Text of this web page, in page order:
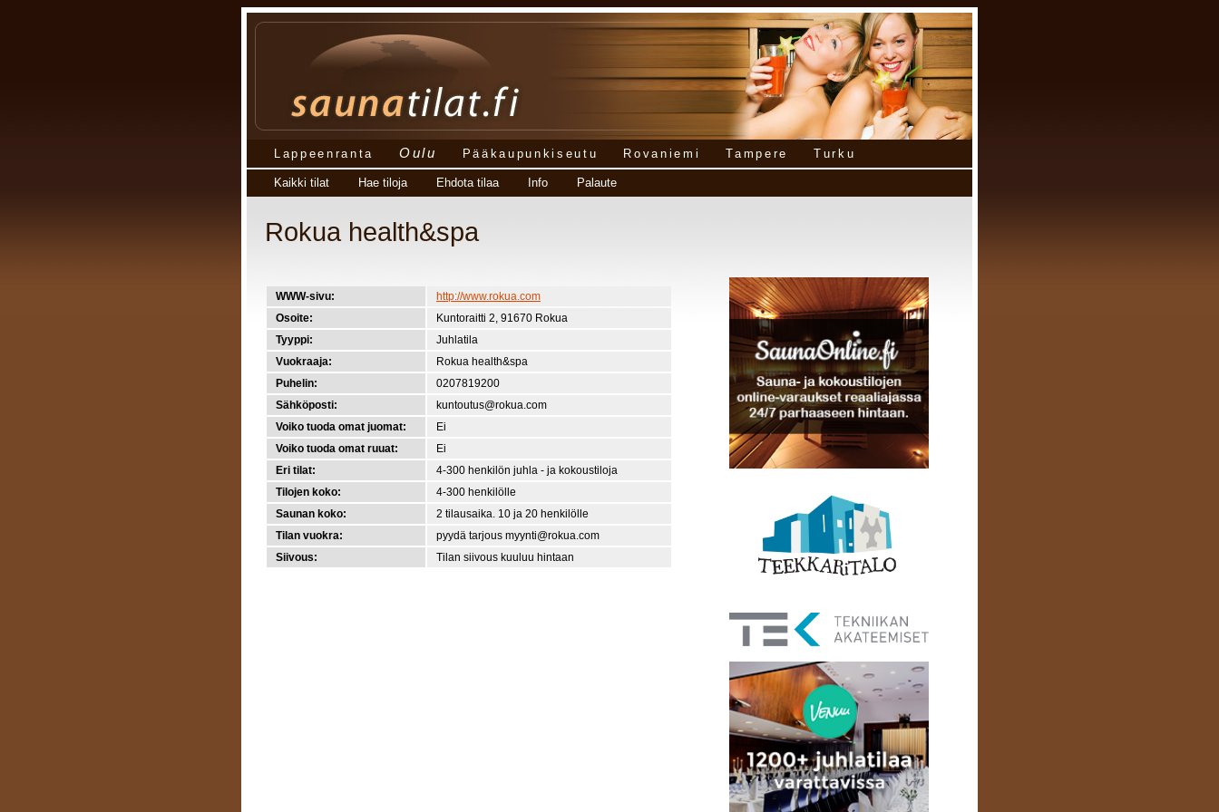
Lappeenranta Oulu Pääkaupunkiseutu Rovaniemi Tampere Turku
Kaikki tilat Hae tiloja Ehdota tilaa Info Palaute
Rokua health&spa
WWW-sivu:
http://www.rokua.com
Osoite:
Kuntoraitti 2, 91670 Rokua
Tyyppi:
Juhlatila
Vuokraaja:
Rokua health&spa
Puhelin:
0207819200
Sähköposti:
kuntoutus@rokua.com
Voiko tuoda omat juomat:
Ei
Voiko tuoda omat ruuat:
Ei
Eri tilat:
4-300 henkilön juhla - ja kokoustiloja
Tilojen koko:
4-300 henkilölle
Saunan koko:
2 tilausaika. 10 ja 20 henkilölle
Tilan vuokra:
pyydä tarjous myynti@rokua.com
Siivous:
Tilan siivous kuuluu hintaan